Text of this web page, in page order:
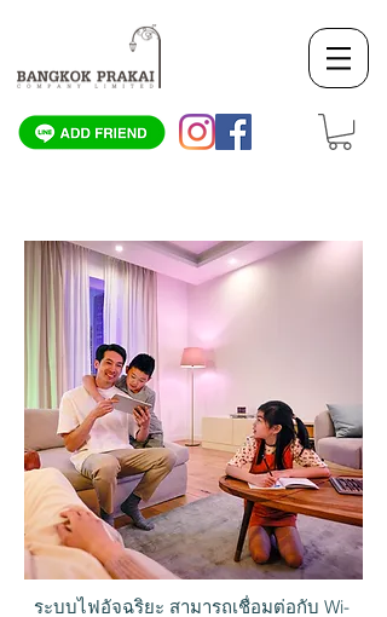
ระบบไฟอัจฉริยะ สามารถเชื่อมต่อกับ Wi-